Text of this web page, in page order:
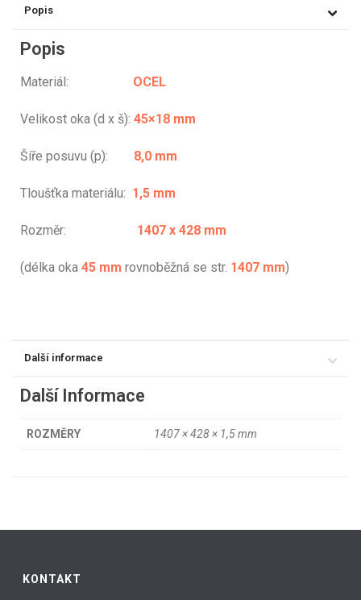
Popis
Popis
Materiál: OCEL
Velikost oka (d x š): 45×18 mm
Šíře posuvu (p): 8,0 mm
Tloušťka materiálu: 1,5 mm
Rozměr: 1407 x 428 mm
(délka oka 45 mm rovnoběžná se str. 1407 mm)
Další informace
Další Informace
ROZMĚRY 1407 × 428 × 1,5 mm
KONTAKT